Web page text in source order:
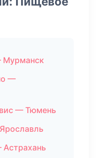
Мурманск
—
— Тюмень
Астрахань